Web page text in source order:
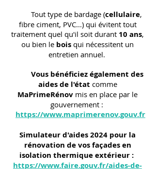
Tout type de bardage (cellulaire,
fibre ciment, PVC...) qui évitent tout
traitement quel qu'il soit durant 10 ans,
ou bien le bois qui nécessitent un
entretien annuel.
Vous bénéficiez également des
aides de l'état comme
MaPrimeRénov mis en place par le
gouvernement :
https://www.maprimerenov.gouv.fr
Simulateur d'aides 2024 pour la
rénovation de vos façades en
isolation thermique extérieur :
https://www.faire.gouv.fr/aides-de-